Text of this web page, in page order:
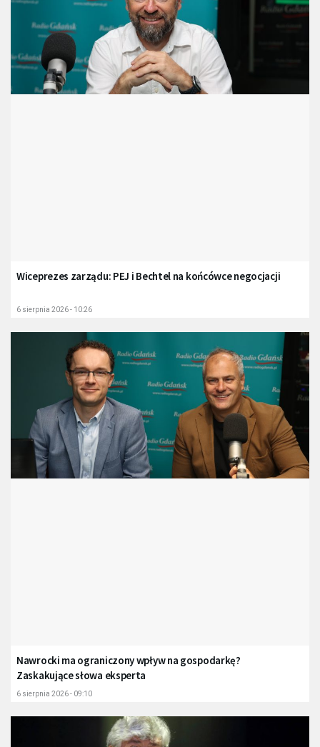
Wiceprezes zarządu: PEJ i Bechtel na końcówce negocjacji
6 sierpnia 2026 - 10:26
Nawrocki ma ograniczony wpływ na gospodarkę?
Zaskakujące słowa eksperta
6 sierpnia 2026 - 09:10